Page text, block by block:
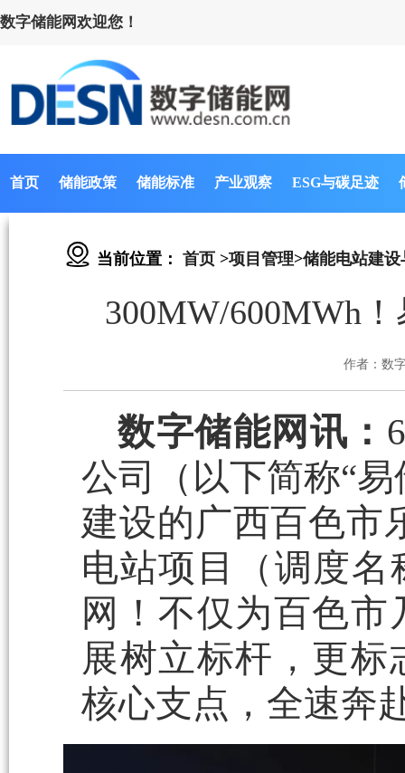
数字储能网欢迎您！
首页 储能政策 储能标准 产业观察 ESG与碳足迹
当前位置： 首页 >项目管理>储能电站建设
300MW/600MWh
作者：数
数字储能网讯：
公司（以下简称“
建设的广西百色市
电站项目（调度名
网！不仅为百色
展树立标杆，更
核心支点，全速奔